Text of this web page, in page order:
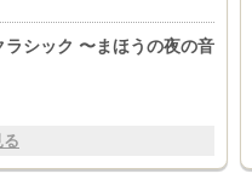
シック 〜まほうの夜の音
る